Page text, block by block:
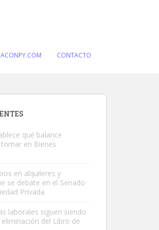
ACONPY.COM CONTACTO
qué balance
en Bienes
en alquileres y
se debate en el Senado
Privada
laborales siguen siendo
del Libro de